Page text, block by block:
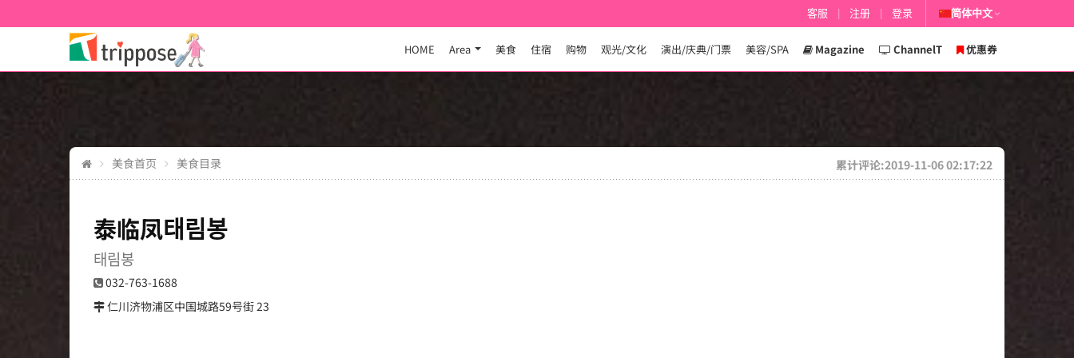
HOME Area 美食 住宿 购物 观光/文化 演出/庆典/门票 美容/SPA Magazine ChannelT 优惠券
客服 注册 登录 简体中文
美食首页 美食目录 累计评论:2019-11-06 02:17:22
泰临凤태림봉
태림봉
032-763-1688
仁川济物浦区中国城路59号街 23